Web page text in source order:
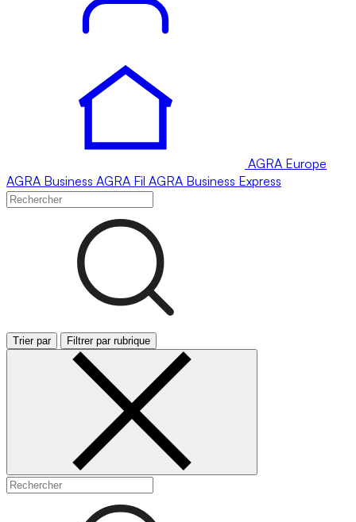
AGRA Europe
AGRA Business AGRA Fil AGRA Business Express
Trier par Filtrer par rubrique